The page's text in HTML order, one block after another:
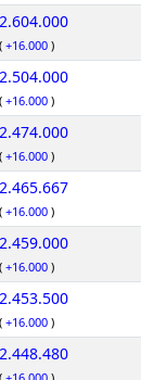
2.604.000
( +16.000 )
2.504.000
( +16.000 )
2.474.000
( +16.000 )
2.465.667
( +16.000 )
2.459.000
( +16.000 )
2.453.500
( +16.000 )
2.448.480